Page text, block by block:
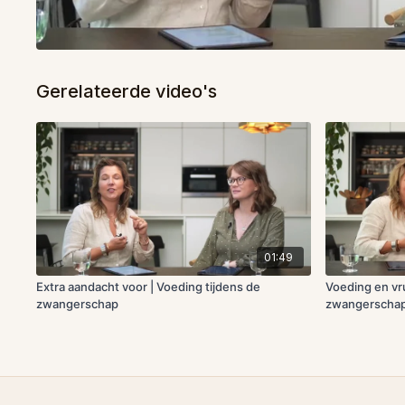
Gerelateerde video's
01:49
Extra aandacht voor | Voeding tijdens de
zwangerschap
Voeding en